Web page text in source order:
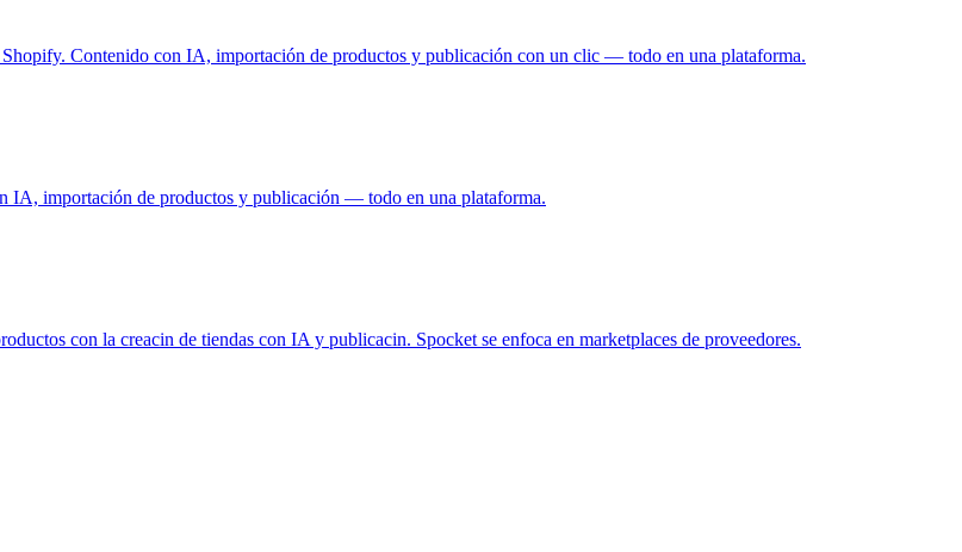
Contenido con IA, importación de productos y publicación con un clic — todo en una plataforma.
IA, importación de productos y publicación — todo en una plataforma.
con la creacin de tiendas con IA y publicacin. Spocket se enfoca en marketplaces de proveedores.